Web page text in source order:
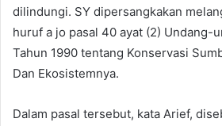
dilindungi. SY dipersangkakan
huruf a jo pasal 40 ayat (2) Undang-
Tahun 1990 tentang Konservasi
Dan Ekosistemnya.
Dalam pasal tersebut, kata Arief,